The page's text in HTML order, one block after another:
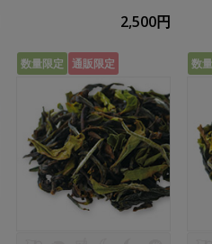
2,500円
数量限定 通販限定 数